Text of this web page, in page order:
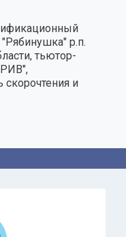
р.п.
тьютор-
скорочтения и